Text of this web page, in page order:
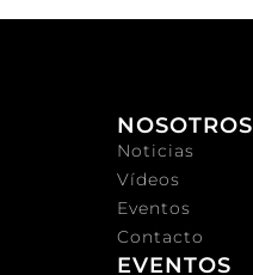
NOSOTROS
Noticias
Vídeos
Eventos
Contacto
EVENTOS